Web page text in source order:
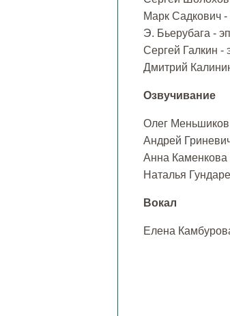
Марк Садкович -
Э. Бьерубага -
Сергей Галкин -
Дмитрий
Озвучивание
Олег
Андрей
Анна Каменкова
Наталья
Вокал
Елена